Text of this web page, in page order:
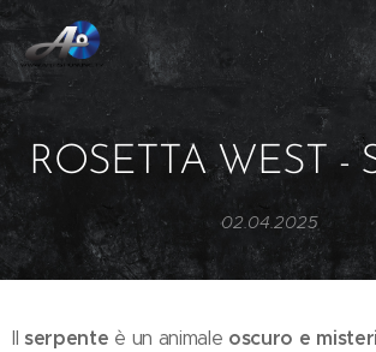
ROSETTA WEST -
02.04.2025
Ilserpente è un animale oscuro e